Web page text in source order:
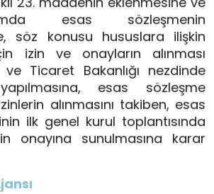
esas sözleşmenin
söz konusu hususlara ilişkin
izin ve onayların alınması
ve Ticaret Bakanlığı nezdinde
esas sözleşme
alınmasını takiben, esas
ilk genel kurul toplantısında
onayına sunulmasına karar